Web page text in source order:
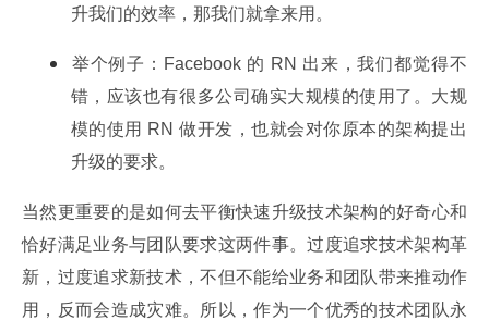
升我们的效率，那我们就拿来用。
举个例子：Facebook 的 RN 出来，我们都觉得不
错，应该也有很多公司确实大规模的使用了。大规
模的使用 RN 做开发，也就会对你原本的架构提出
升级的要求。
当然更重要的是如何去平衡快速升级技术架构的好奇心和
恰好满足业务与团队要求这两件事。过度追求技术架构革
新，过度追求新技术，不但不能给业务和团队带来推动作
用，反而会造成灾难。所以，作为一个优秀的技术团队永